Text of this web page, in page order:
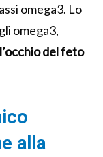
omega3. Lo
omega3,
del feto
alla